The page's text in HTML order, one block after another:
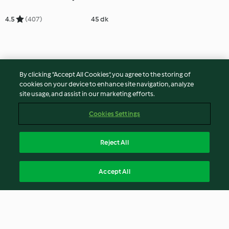
4.5 (407) 45 dk
By clicking “Accept All Cookies”, you agree to the storing of
cookies on your device to enhance site navigation, analyze
site usage, and assist in our marketing efforts.
Cookies Settings
Reject All
Accept All